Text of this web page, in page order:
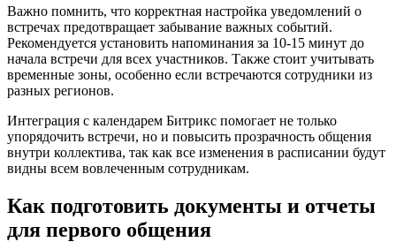
Важно помнить, что корректная настройка уведомлений о
встречах предотвращает забывание важных событий.
Рекомендуется установить напоминания за 10-15 минут до
начала встречи для всех участников. Также стоит учитывать
временные зоны, особенно если встречаются сотрудники из
разных регионов.
Интеграция с календарем Битрикс помогает не только
упорядочить встречи, но и повысить прозрачность общения
внутри коллектива, так как все изменения в расписании будут
видны всем вовлеченным сотрудникам.
Как подготовить документы и отчеты
для первого общения